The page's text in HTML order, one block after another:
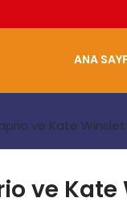
ANA
ve Kate Winslet
ve Kate